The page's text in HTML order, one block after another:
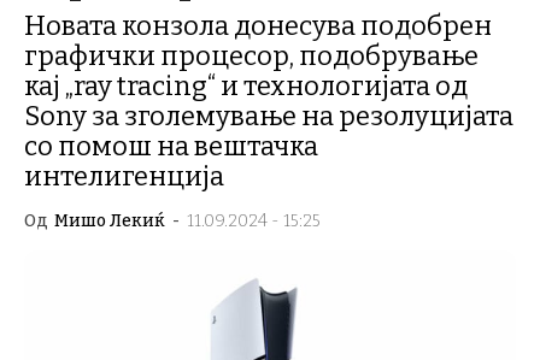
Новата конзола донесува подобрен
графички процесор, подобрување
кај „ray tracing“ и технологијата од
Sony за зголемување на резолуцијата
со помош на вештачка
интелигенција
Од Мишо Лекиќ - 11.09.2024 - 15:25